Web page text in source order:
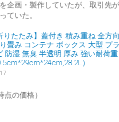
企画・製作していたが、取引先
ていた。
りたたみ】蓋付き 積み重ね 全方
畳み コンテナ ボックス 大型 プ
防湿 無臭 半透明 厚み 強い耐荷
）
点の価格）